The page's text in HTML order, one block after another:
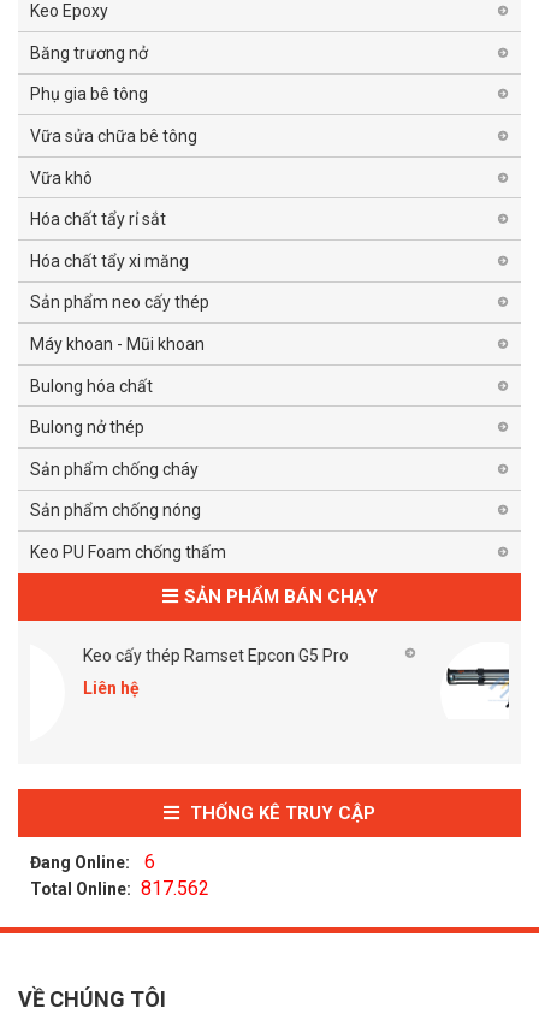
Keo Epoxy
Băng trương nở
Phụ gia bê tông
Vữa sửa chữa bê tông
Vữa khô
Hóa chất tẩy rỉ sắt
Hóa chất tẩy xi măng
Sản phẩm neo cấy thép
Máy khoan - Mũi khoan
Bulong hóa chất
Bulong nở thép
Sản phẩm chống cháy
Sản phẩm chống nóng
Keo PU Foam chống thấm
SẢN PHẨM BÁN CHẠY
Epcon G5 Pro
Súng bắn keo Ramset
THỐNG KÊ TRUY CẬP
Đang Online: 6
Total Online: 817.562
VỀ CHÚNG TÔI